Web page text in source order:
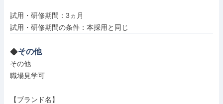
試用・研修期間：3ヵ月
その他
その他
職場見学可
【ブランド名】